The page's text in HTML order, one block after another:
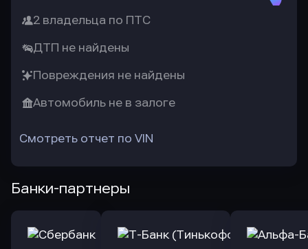
2 владельца по ПТС
ДТП не найдены
Повреждения не найдены
Автомобиль не в залоге
Смотреть отчет по VIN
Банки-партнеры